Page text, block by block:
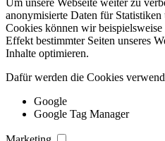
Um unsere Webseite weiter zu
anonymisierte Daten für
Cookies können wir
Effekt bestimmter Seiten unseres
Inhalte optimieren.
Dafür werden die Cookies
Google
Google Tag Manager